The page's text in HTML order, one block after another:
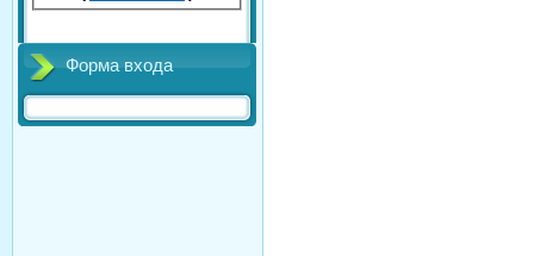
Форма входа